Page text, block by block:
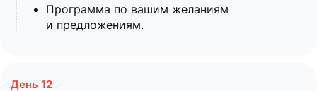
Программа по вашим желаниям
и предложениям.